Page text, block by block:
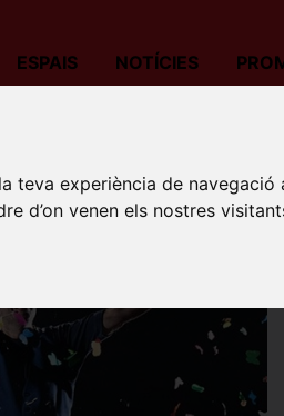
teva experiència de
d’on venen els nostres
ESPAIS NOTÍCIES